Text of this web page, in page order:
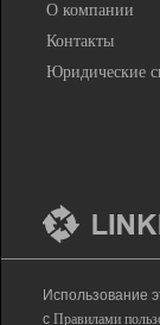
О компании
Контакты
Юридические
Использование
с Правилами